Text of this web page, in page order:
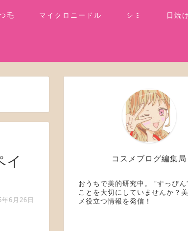
毛 マイクロニードル シミ 日焼
イ
年6月26日
コスメブログ編集局
おうちで美的研究中。 ”すっぴん
ことを大切にしていませんか？
メ役立つ情報を発信！